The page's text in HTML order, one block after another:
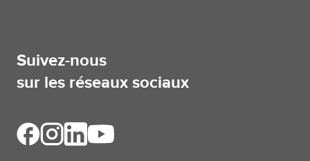
Suivez-nous
sur les réseaux sociaux